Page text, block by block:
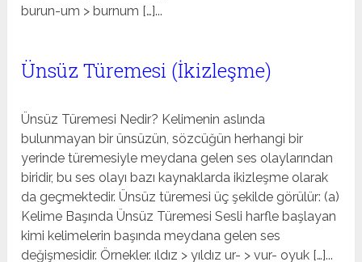
burun-um > burnum […]...
Ünsüz Türemesi (İkizleşme)
Ünsüz Türemesi Nedir? Kelimenin aslında
bulunmayan bir ünsüzün, sözcüğün herhangi bir
yerinde türemesiyle meydana gelen ses olaylarından
biridir, bu ses olayı bazı kaynaklarda ikizleşme olarak
da geçmektedir. Ünsüz türemesi üç şekilde görülür: (a)
Kelime Başında Ünsüz Türemesi Sesli harfle başlayan
kimi kelimelerin başında meydana gelen ses
değişmesidir. Örnekler. ıldız > yıldız ur- > vur- oyuk […]...